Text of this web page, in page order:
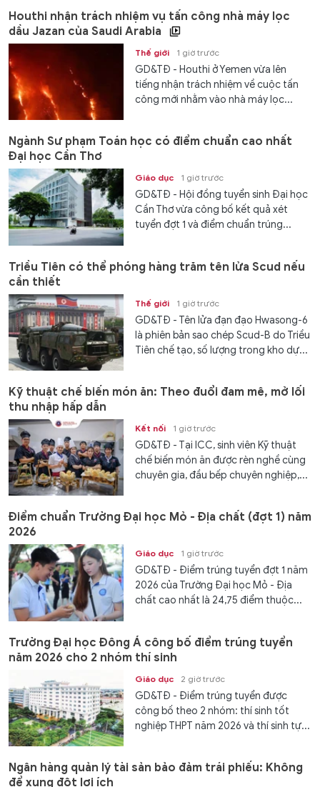
Houthi nhận trách nhiệm vụ tấn công nhà máy lọc
dầu Jazan của Saudi Arabia
Thế giới 1 giờ trước
GD&TĐ - Houthi ở Yemen vừa lên
tiếng nhận trách nhiệm về cuộc tấn
công mới nhằm vào nhà máy lọc...
Ngành Sư phạm Toán học có điểm chuẩn cao nhất
Đại học Cần Thơ
Giáo dục 1 giờ trước
GD&TĐ - Hội đồng tuyển sinh Đại học
Cần Thơ vừa công bố kết quả xét
tuyển đợt 1 và điểm chuẩn trúng...
Triều Tiên có thể phóng hàng trăm tên lửa Scud nếu
cần thiết
Thế giới 1 giờ trước
GD&TĐ - Tên lửa đạn đạo Hwasong-6
là phiên bản sao chép Scud-B do Triều
Tiên chế tạo, số lượng trong kho dự...
Kỹ thuật chế biến món ăn: Theo đuổi đam mê, mở lối
thu nhập hấp dẫn
Kết nối 1 giờ trước
GD&TĐ - Tại ICC, sinh viên Kỹ thuật
chế biến món ăn được rèn nghề cùng
chuyên gia, đầu bếp chuyên nghiệp,...
Điểm chuẩn Trường Đại học Mỏ - Địa chất (đợt 1) năm
2026
Giáo dục 1 giờ trước
GD&TĐ - Điểm trúng tuyển đợt 1 năm
2026 của Trường Đại học Mỏ - Địa
chất cao nhất là 24,75 điểm thuộc...
Trường Đại học Đông Á công bố điểm trúng tuyển
năm 2026 cho 2 nhóm thí sinh
Giáo dục 2 giờ trước
GD&TĐ - Điểm trúng tuyển được
công bố theo 2 nhóm: thí sinh tốt
nghiệp THPT năm 2026 và thí sinh tự...
Ngân hàng quản lý tài sản bảo đảm trái phiếu: Không
để xung đột lợi ích